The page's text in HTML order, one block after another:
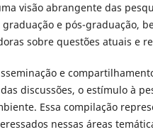
visão abrangente das
e pós-graduação,
sobre questões atuais e
e
discussões, o estímulo à
Essa compilação
nessas áreas